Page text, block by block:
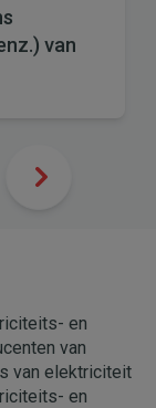
van
en
van
van elektriciteit
en